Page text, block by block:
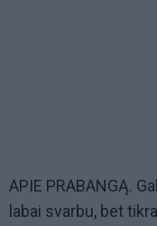
APIE PRABANGĄ.
labai svarbu, bet